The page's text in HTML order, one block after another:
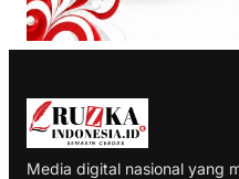
Media digital nasional yang